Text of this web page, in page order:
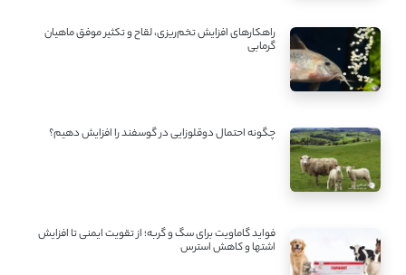
راهکارهای افزایش تخم‌ریزی، لقاح و تکثیر موفق ماهیان
گرمابی
چگونه احتمال دوقلوزایی در گوسفند را افزایش دهیم؟
فواید گاماویت برای سگ و گربه؛ از تقویت ایمنی تا افزایش
اشتها و کاهش استرس